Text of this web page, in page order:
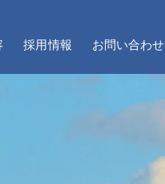
採用情報 お問い合わせ